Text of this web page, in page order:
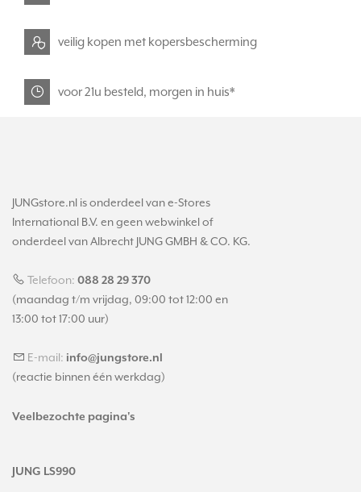
veilig kopen met kopersbescherming
voor 21u besteld, morgen in huis*
JUNGstore.nl is onderdeel van e-Stores
International B.V. en geen webwinkel of
onderdeel van Albrecht JUNG GMBH & CO. KG.
Telefoon: 088 28 29 370
(maandag t/m vrijdag, 09:00 tot 12:00 en
13:00 tot 17:00 uur)
E-mail: info@jungstore.nl
(reactie binnen één werkdag)
Veelbezochte pagina's
JUNG LS990